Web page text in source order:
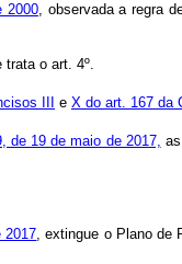
2000, observada a regra
o art. 4º.
III e X do art. 167 da
de 19 de maio de 2017,
2017, extingue o Plano de